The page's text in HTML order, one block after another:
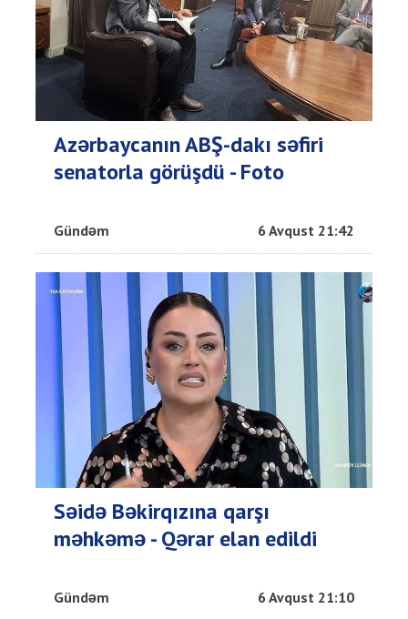
Azərbaycanın ABŞ-dakı səfiri
senatorla görüşdü - Foto
Gündəm 6 Avqust 21:42
Səidə Bəkirqızına qarşı
məhkəmə - Qərar elan edildi
Gündəm 6 Avqust 21:10